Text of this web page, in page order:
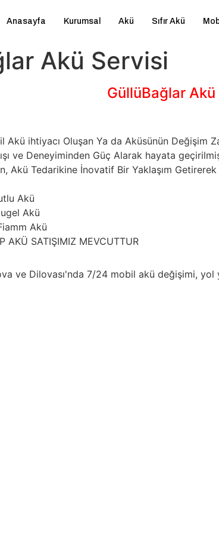
Anasayfa Kurumsal Akü Sıfır Akü
Akü Servisi
GüllüBağlar
Akü ihtiyacı Oluşan Ya da Aküsünün Değişim
ve Deneyiminden Güç Alarak hayata
Akü Tedarikine İnovatif Bir Yaklaşım
Akü
Akü
Akü
AKÜ SATIŞIMIZ MEVCUTTUR
ve Dilovası'nda 7/24 mobil akü değişimi, yol